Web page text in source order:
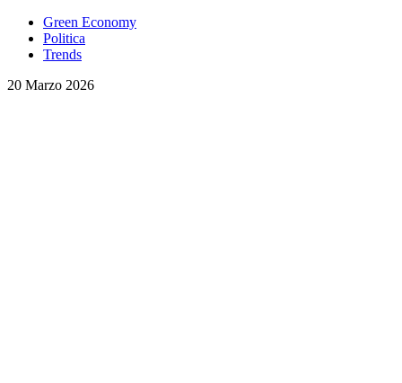
Green Economy
Politica
Trends
20 Marzo 2026